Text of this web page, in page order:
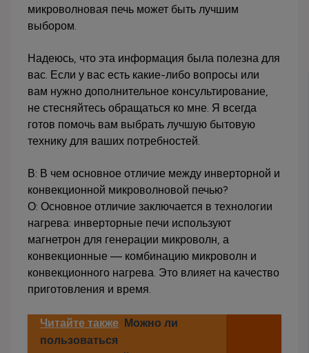
микроволновая печь может быть лучшим
выбором.
Надеюсь, что эта информация была полезна для
вас. Если у вас есть какие-либо вопросы или
вам нужно дополнительное консультирование,
не стесняйтесь обращаться ко мне. Я всегда
готов помочь вам выбрать лучшую бытовую
технику для ваших потребностей.
В: В чем основное отличие между инверторной и
конвекционной микроволновой печью?
О: Основное отличие заключается в технологии
нагрева: инверторные печи используют
магнетрон для генерации микроволн, а
конвекционные — комбинацию микроволн и
конвекционного нагрева. Это влияет на качество
приготовления и время.
Читайте также Можно ли
пользоваться